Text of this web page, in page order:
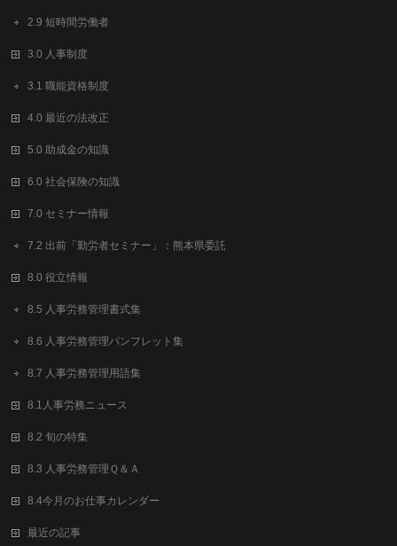
2.9 短時間労働者
3.0 人事制度
3.1 職能資格制度
4.0 最近の法改正
5.0 助成金の知識
6.0 社会保険の知識
7.0 セミナー情報
7.2 出前「勤労者セミナー」：熊本県委託
8.0 役立情報
8.5 人事労務管理書式集
8.6 人事労務管理パンフレット集
8.7 人事労務管理用語集
8.1人事労務ニュース
8.2 旬の特集
8.3 人事労務管理Ｑ＆Ａ
8.4今月のお仕事カレンダー
最近の記事